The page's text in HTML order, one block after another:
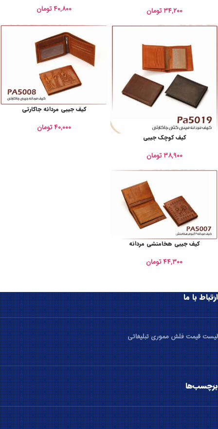
۳۴,۲۰۰ تومان ۴۰,۸۰۰ تومان
کیف کوچک جیبی
۳۸,۹۰۰ تومان
کیف جیبی مردانه جاکارتی
۴۰,۰۰۰ تومان
کیف جیبی هخامنشی مردانه
۴۴,۳۰۰تومان
ارتباط با ما
لیست قیمت فلش مموری تبلیغاتی
برچسب‌ها